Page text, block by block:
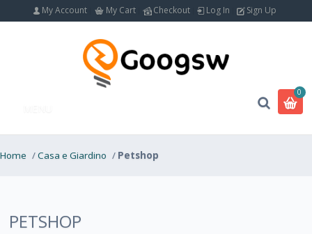
My Account My Cart Checkout Log In Sign Up
0
Home /Casa e Giardino / Petshop
PETSHOP